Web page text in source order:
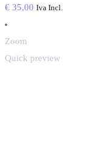
€ 35,00 Iva Incl.
Zoom
Quick preview